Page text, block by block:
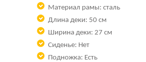
Материал рамы: сталь
Длина деки: 50 см
Ширина деки: 27 см
Сиденье: Нет
Подножка: Есть